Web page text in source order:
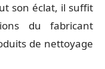
son éclat, il suffit
du fabricant
de nettoyage